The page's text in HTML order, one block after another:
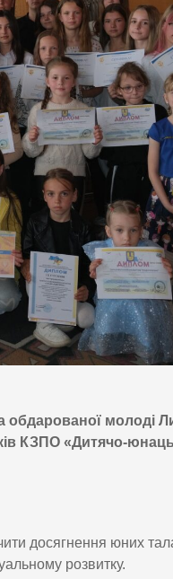
обдарованої молоді
КЗПО «Дитячо-
досягнення юних
розвитку.